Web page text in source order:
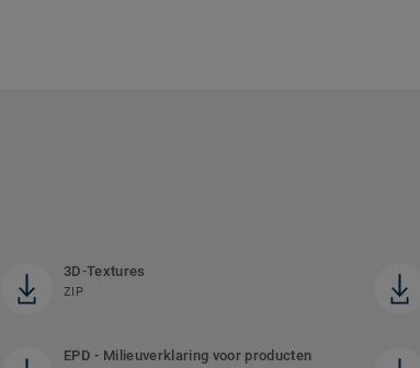
3D-Textures
ZIP
EPD - Milieuverklaring voor producten